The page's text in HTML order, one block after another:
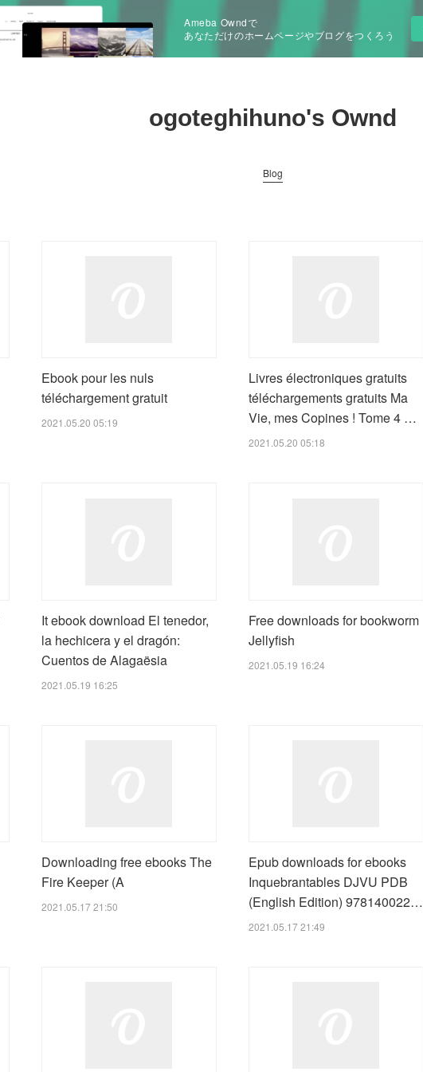
Ameba Owndで
あなただけのホームページやブログをつくろう
ogoteghihuno's Ownd
Blog
Ebook pour les nuls
téléchargement gratuit
2021.05.20 05:19
Livres électroniques gratuits
téléchargements gratuits Ma
Vie, mes Copines ! Tome 4 …
2021.05.20 05:18
It ebook download El tenedor,
la hechicera y el dragón:
Cuentos de Alagaësia
2021.05.19 16:25
Free downloads for bookworm
Jellyfish
2021.05.19 16:24
Downloading free ebooks The
Fire Keeper (A
2021.05.17 21:50
Epub downloads for ebooks
Inquebrantables DJVU PDB
(English Edition) 978140022…
2021.05.17 21:49